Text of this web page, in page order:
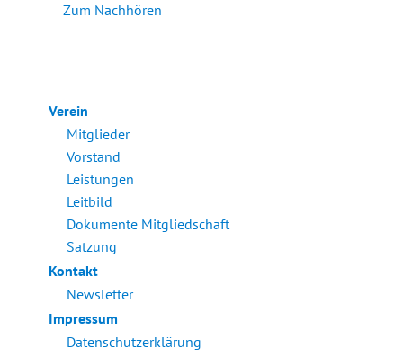
Zum Nachhören
Verein
Mitglieder
Vorstand
Leistungen
Leitbild
Dokumente Mitgliedschaft
Satzung
Kontakt
Newsletter
Impressum
Datenschutzerklärung